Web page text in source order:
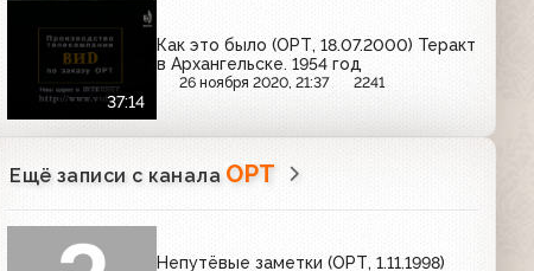
37:14
Как это было (ОРТ, 18.07.2000) Теракт
в Архангельске. 1954 год
26 ноября 2020, 21:37 2241
Ещё записи с канала ОРТ
Непутёвые заметки (ОРТ, 1.11.1998)